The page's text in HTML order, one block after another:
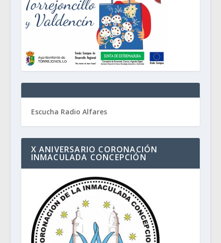
Escucha Radio Alfares
X ANIVERSARIO CORONACIÓN
INMACULADA CONCEPCIÓN